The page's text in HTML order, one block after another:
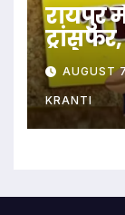
रायपुर
आदेश
AUGUST
KRANTI